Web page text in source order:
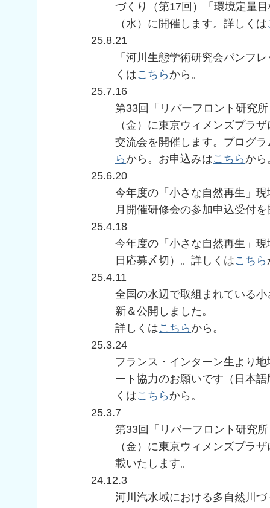
づくり（第17回）「環境定量
（水）に開催します。詳しくは
25.8.21
「河川生態学術研究会パンフ
くはこちら から。
25.7.16
第33回「リバーフロント研究
（金）に東京ウィメンズプラ
交流会を開催します。プログラ
ら から。お申込みはこちら から
25.6.20
今年度の「小さな自然再生」
月開催研修会の参加申込受付
25.4.18
今年度の「小さな自然再生」
日応募〆切）。詳しくはこちら
25.4.11
全国の水辺で取組まれている
新＆公開しました。
詳しくはこちら から。
25.3.24
フランス・インターン生より
ート協力のお願いです（日本
くはこちら から。
25.3.7
第33回「リバーフロント研究
（金）に東京ウィメンズプラ
載いたします。
24.12.3
河川汽水域における多自然川